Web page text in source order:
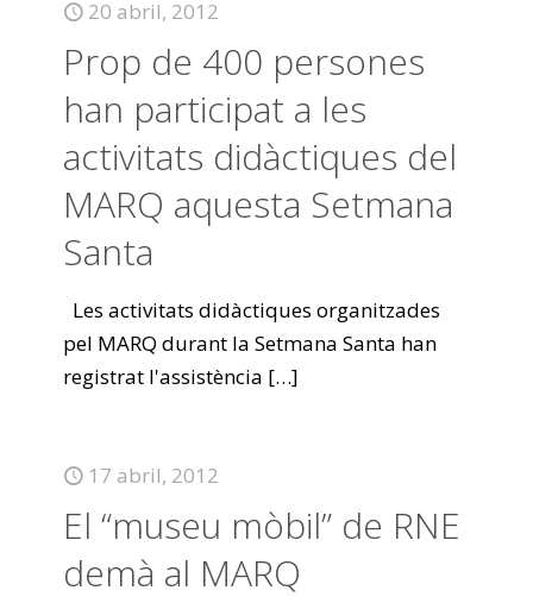
20 abril, 2012
Prop de 400 persones
han participat a les
activitats didàctiques del
MARQ aquesta Setmana
Santa
Les activitats didàctiques organitzades
pel MARQ durant la Setmana Santa han
registrat l'assistència […]
17 abril, 2012
El “museu mòbil” de RNE
demà al MARQ